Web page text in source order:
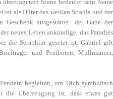
übertragenen Sinne bedeutet sein Name
ist als Hüter des weißen Strahls und der
Geschenk ausgestattet: der Gabe der
neues Leben ankündige, das Paradies
die Seraphim gesetzt ist. Gabriel gilt
und Postboten, Müllmänner,
begleiten, um Dich symbolisch
die Überzeugung ist, dass etwas gut